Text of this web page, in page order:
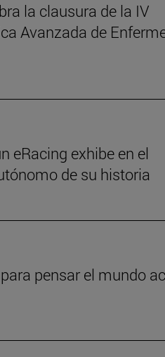
la clausura de la IV
Avanzada de
eRacing exhibe en el
de su historia
pensar el mundo